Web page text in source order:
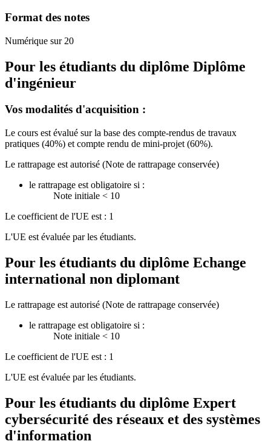
Format des notes
Numérique sur 20
Pour les étudiants du diplôme Diplôme
d'ingénieur
Vos modalités d'acquisition :
Le cours est évalué sur la base des compte-rendus de travaux
pratiques (40%) et compte rendu de mini-projet (60%).
Le rattrapage est autorisé (Note de rattrapage conservée)
le rattrapage est obligatoire si :
Note initiale < 10
Le coefficient de l'UE est : 1
L'UE est évaluée par les étudiants.
Pour les étudiants du diplôme Echange
international non diplomant
Le rattrapage est autorisé (Note de rattrapage conservée)
le rattrapage est obligatoire si :
Note initiale < 10
Le coefficient de l'UE est : 1
L'UE est évaluée par les étudiants.
Pour les étudiants du diplôme Expert
cybersécurité des réseaux et des systèmes
d'information